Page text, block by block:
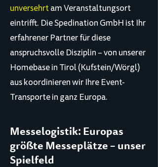
unversehrtam Veranstaltungsort
eintrifft. Die Spedination GmbH ist Ihr
erfahrener Partner für diese
anspruchsvolle Disziplin – von unserer
Homebase in Tirol (Kufstein/Wörgl)
aus koordinieren wir Ihre Event-
Transporte in ganz Europa.
Messelogistik: Europas
größte Messeplätze – unser
Spielfeld